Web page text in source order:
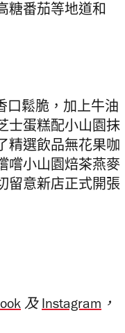
糖番茄等地道和
口鬆脆，加上牛油
士蛋糕配小山園抹
精選飲品無花果咖
嚐小山園焙茶燕麥
留意新店正式開張
及 Instagram ，